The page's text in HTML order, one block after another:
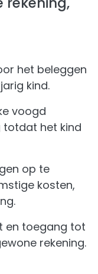
het beleggen
kind.
voogd
totdat het kind
op te
kosten,
en toegang tot
rekening.